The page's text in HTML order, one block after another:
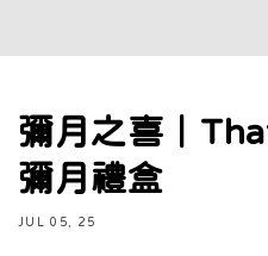
彌月之喜｜
彌月禮盒
JUL 05, 25